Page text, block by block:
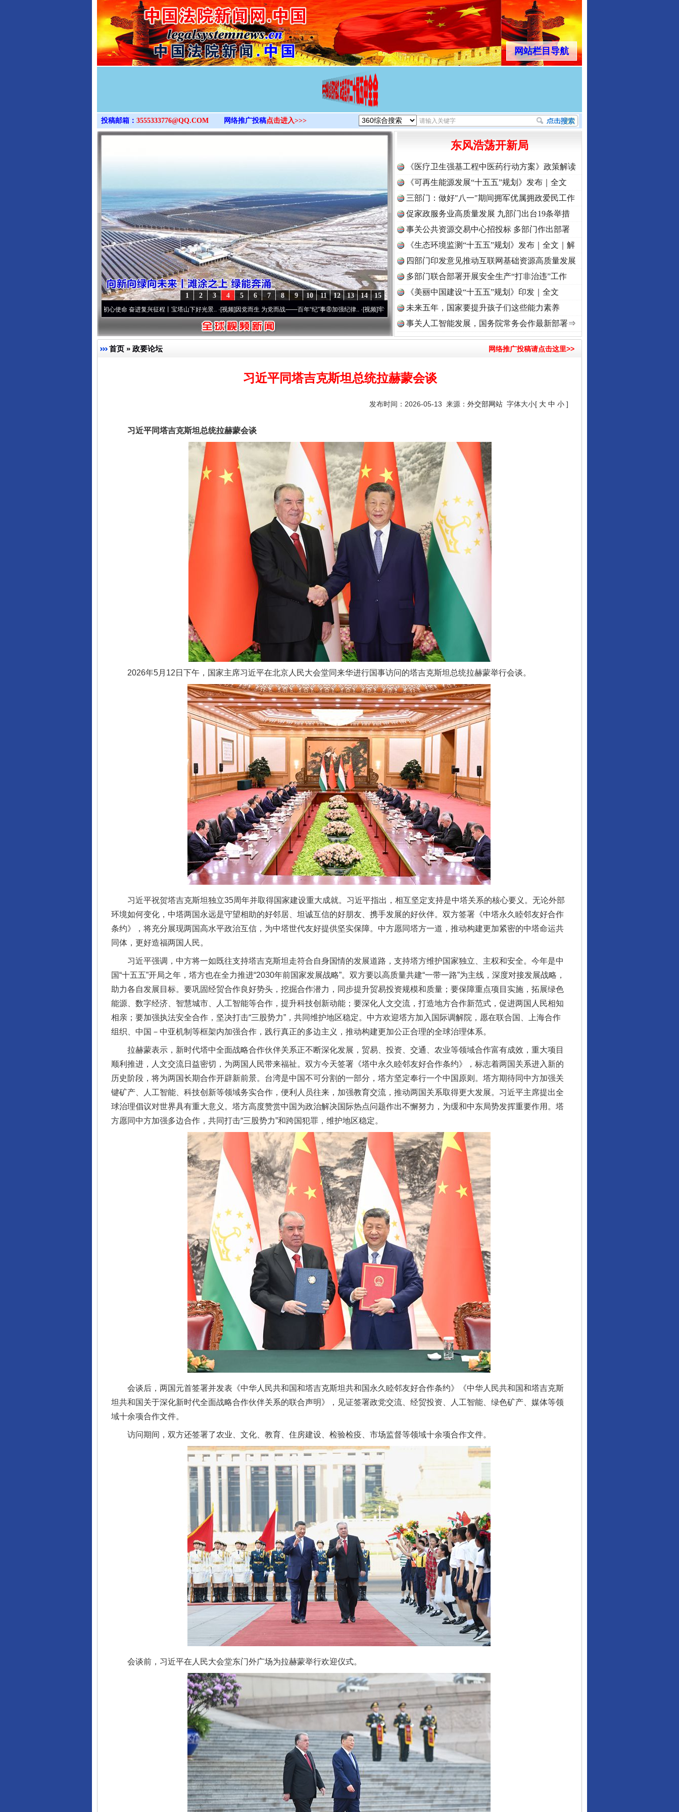
>
网站栏目导航
投稿邮箱： 3555333776@QQ.COM 网络推广投稿点击进入>>>
15
14
13
12
11
10
9
8
7
6
5
4
3
2
1
牢记初心使命 奋进复兴征程丨宝塔山下好光景..·[视频]因党而生 为党而战——百年“纪”事⑧加强纪律..·[视频]牢记初心使命 奋进复兴征程丨“转折之城”激荡..·[视频]牢记初心使命 奋进复兴征程丨红船起航处 潮起..
东风浩荡开新局
《医疗卫生强基工程中医药行动方案》政策解读
《可再生能源发展“十五五”规划》发布｜全文
三部门：做好"八一"期间拥军优属拥政爱民工作
促家政服务业高质量发展 九部门出台19条举措
事关公共资源交易中心招投标 多部门作出部署
《生态环境监测“十五五”规划》发布｜全文｜解
读
四部门印发意见推动互联网基础资源高质量发展
多部门联合部署开展安全生产“打非治违”工作
《美丽中国建设“十五五”规划》印发｜全文
未来五年，国家要提升孩子们这些能力素养
事关人工智能发展，国务院常务会作最新部署⇒
首页 » 政要论坛 网络推广投稿请点击这里>>
习近平同塔吉克斯坦总统拉赫蒙会谈
发布时间：2026-05-13 来源： 外交部网站 字体大小[ 大 中 小 ]
习近平同塔吉克斯坦总统拉赫蒙会谈
2026年5月12日下午，国家主席习近平在北京人民大会堂同来华进行国事访问的塔吉克斯坦总统拉赫蒙举行会谈。
习近平祝贺塔吉克斯坦独立35周年并取得国家建设重大成就。习近平指出，相互坚定支持是中塔关系的核心要义。无论外部
环境如何变化，中塔两国永远是守望相助的好邻居、坦诚互信的好朋友、携手发展的好伙伴。双方签署《中塔永久睦邻友好合作
条约》，将充分展现两国高水平政治互信，为中塔世代友好提供坚实保障。中方愿同塔方一道，推动构建更加紧密的中塔命运共
同体，更好造福两国人民。
习近平强调，中方将一如既往支持塔吉克斯坦走符合自身国情的发展道路，支持塔方维护国家独立、主权和安全。今年是中
国“十五五”开局之年，塔方也在全力推进“2030年前国家发展战略”。双方要以高质量共建“一带一路”为主线，深度对接发展战略，
助力各自发展目标。要巩固经贸合作良好势头，挖掘合作潜力，同步提升贸易投资规模和质量；要保障重点项目实施，拓展绿色
能源、数字经济、智慧城市、人工智能等合作，提升科技创新动能；要深化人文交流，打造地方合作新范式，促进两国人民相知
相亲；要加强执法安全合作，坚决打击“三股势力”，共同维护地区稳定。中方欢迎塔方加入国际调解院，愿在联合国、上海合作
组织、中国－中亚机制等框架内加强合作，践行真正的多边主义，推动构建更加公正合理的全球治理体系。
拉赫蒙表示，新时代塔中全面战略合作伙伴关系正不断深化发展，贸易、投资、交通、农业等领域合作富有成效，重大项目
顺利推进，人文交流日益密切，为两国人民带来福祉。双方今天签署《塔中永久睦邻友好合作条约》，标志着两国关系进入新的
历史阶段，将为两国长期合作开辟新前景。台湾是中国不可分割的一部分，塔方坚定奉行一个中国原则。塔方期待同中方加强关
键矿产、人工智能、科技创新等领域务实合作，便利人员往来，加强教育交流，推动两国关系取得更大发展。习近平主席提出全
球治理倡议对世界具有重大意义。塔方高度赞赏中国为政治解决国际热点问题作出不懈努力，为缓和中东局势发挥重要作用。塔
方愿同中方加强多边合作，共同打击“三股势力”和跨国犯罪，维护地区稳定。
会谈后，两国元首签署并发表《中华人民共和国和塔吉克斯坦共和国永久睦邻友好合作条约》《中华人民共和国和塔吉克斯
坦共和国关于深化新时代全面战略合作伙伴关系的联合声明》，见证签署政党交流、经贸投资、人工智能、绿色矿产、媒体等领
域十余项合作文件。
访问期间，双方还签署了农业、文化、教育、住房建设、检验检疫、市场监督等领域十余项合作文件。
会谈前，习近平在人民大会堂东门外广场为拉赫蒙举行欢迎仪式。
完善运行机制助力责任有效落实 一纸欠条伤亲情 巡回调解促和解.. 行业协会接连发公告
东山县通报“牛蛙产品抗生素超标问题” 法徽映军营 权益有保障